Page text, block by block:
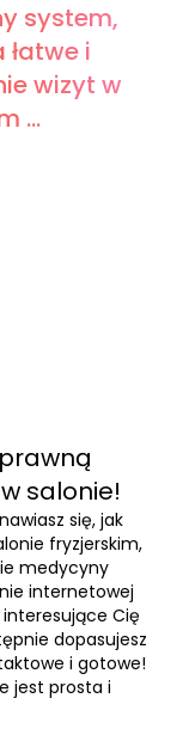
system,
i
wizyt w
...
salonie!
się, jak
fryzjerskim,
medycyny
internetowej
interesujące Cię
dopasujesz
i gotowe!
jest prosta i